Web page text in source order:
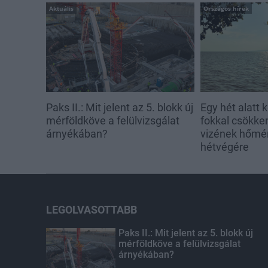
Aktuális
Paks II.: Mit jelent az 5. blokk új
mérföldköve a felülvizsgálat
árnyékában?
Országos hírek
Egy hét alatt
fokkal
vizének
hétvégére
LEGOLVASOTTABB
Paks II.: Mit jelent az 5. blokk új
mérföldköve a felülvizsgálat
árnyékában?